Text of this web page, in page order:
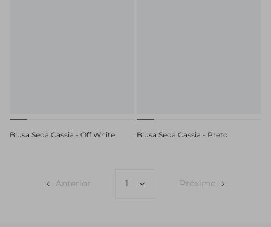
Blusa Seda Cassia - Off White Blusa Seda Cassia - Preto
Anterior Próximo